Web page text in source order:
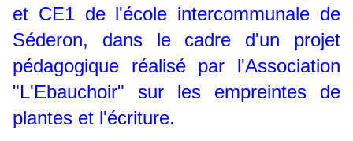
et CE1 de l'école intercommunale de
Séderon, dans le cadre d'un projet
pédagogique réalisé par l'Association
"L'Ebauchoir" sur les empreintes de
plantes et l'écriture.